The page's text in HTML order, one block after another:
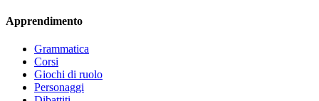
Apprendimento
Grammatica
Corsi
Giochi di ruolo
Personaggi